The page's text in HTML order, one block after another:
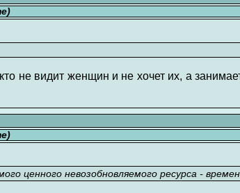
не видит женщин и не хочет их, а
ценного невозобновляемого ресурса -